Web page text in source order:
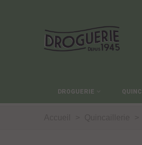
DROGUERIE